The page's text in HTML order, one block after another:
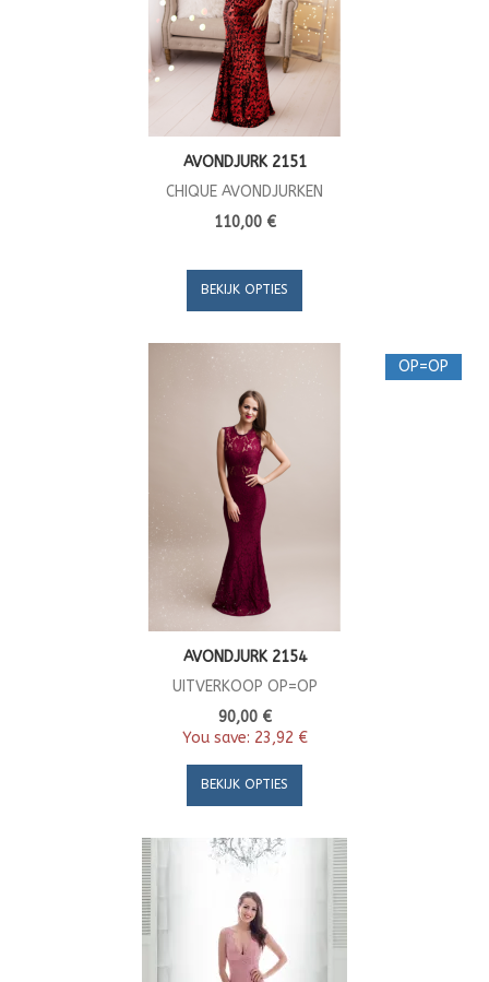
AVONDJURK 2151
CHIQUE AVONDJURKEN
110,00 €
BEKIJK OPTIES
OP=OP
AVONDJURK 2154
UITVERKOOP OP=OP
90,00 €
You save: 23,92 €
BEKIJK OPTIES